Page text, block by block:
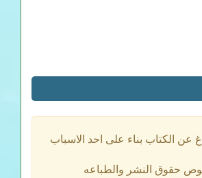
عن الكتاب بناء على احد الاسباب